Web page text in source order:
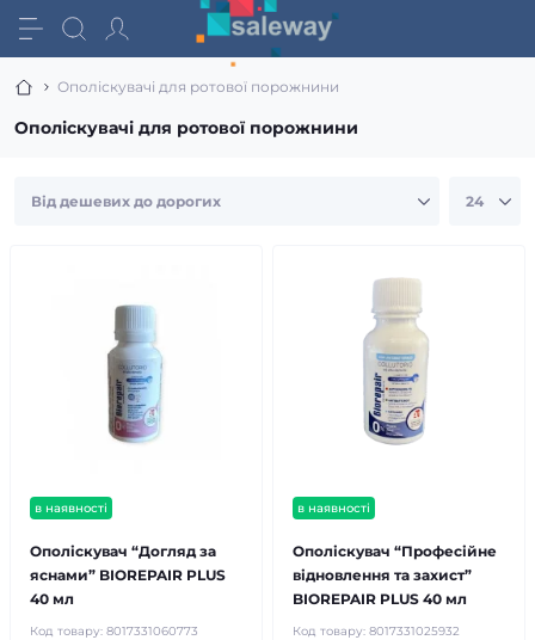
Ополіскувачі для ротової порожнини
Ополіскувачі для ротової порожнини
в наявності
Ополіскувач “Догляд за
яснами” BIOREPAIR PLUS
40 мл
Код товару: 8017331060773
в наявності
Ополіскувач “Професійне
відновлення та захист”
BIOREPAIR PLUS 40 мл
Код товару: 8017331025932